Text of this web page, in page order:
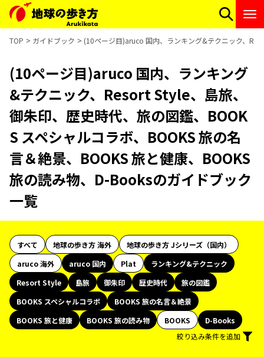
TOP ガイドブック (10ページ目)aruco 国内、ランキング&テクニック、
(10ページ目)aruco 国内、ランキング
&テクニック、Resort Style、島旅、
御朱印、歴史時代、旅の図鑑、BOOK
S スペシャルコラボ、BOOKS 旅の名
言＆絶景、BOOKS 旅と健康、BOOKS
旅の読み物、D-Booksのガイドブック
一覧
すべて 地球の歩き方 海外
地球の歩き方 Jシリーズ（国内）
aruco 海外
aruco 国内 Plat
ランキング&テクニック
Resort Style
島旅 御朱印 歴史時代
旅の図鑑
BOOKS スペシャルコラボ
BOOKS 旅の名言＆絶景
BOOKS 旅と健康
BOOKS 旅の読み物 BOOKS
D-Books
絞り込み条件を追加